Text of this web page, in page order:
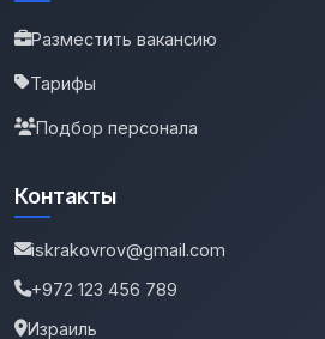
Разместить вакансию
Тарифы
Подбор персонала
Контакты
iskrakovrov@gmail.com
+972 123 456 789
Израиль